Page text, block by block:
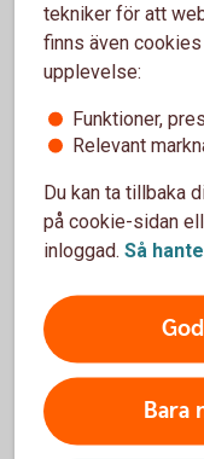
Digital
Öppet alla dagar
Digitalsupport
Använd
Säkerhet digitala
tekniker för att
finns även
upplevelse:
Funktioner,
Relevant
Du kan ta tillbaka
på cookie-sidan
inloggad. Så
Bara